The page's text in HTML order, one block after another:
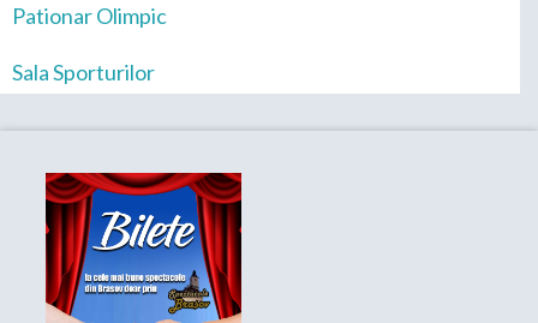
Pationar Olimpic
Sala Sporturilor